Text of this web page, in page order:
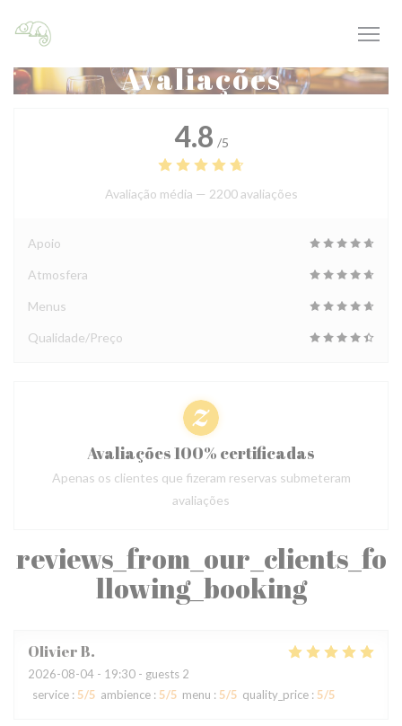
Avaliações
reviews_from_our_clients_fo
llowing_booking
OlivierB
2026-08-04 - 19:30 - guests 2
service : 5/5 ambience : 5/5 menu : 5/5 quality_price : 5/5
4.8 /5
Avaliação média — 2200 avaliações
Apoio
Atmosfera
Menus
Qualidade/Preço
Avaliações 100% certificadas
Apenas os clientes que fizeram reservas submeteram
avaliações